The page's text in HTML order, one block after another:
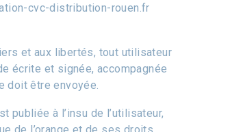
cvc-distribution-rouen.fr
et aux libertés, tout utilisateur
écrite et signée, accompagnée
doit être envoyée.
à l’insu de l’utilisateur,